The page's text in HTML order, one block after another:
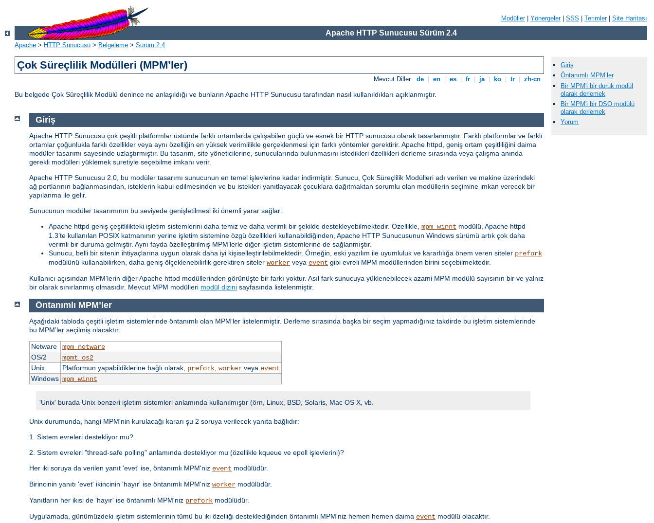
Modüller| Yönergeler| SSS Terimler| Site Haritası
Apache HTTP Sunucusu Sürüm 2.4
Apache > HTTP Sunucusu > Belgeleme > Sürüm 2.4
Çok Süreçlilik Modülleri (MPM’ler)
Mevcut Diller: de en es fr ja ko tr zh-cn
Bu belgede Çok Süreçlilik Modülü denince ne anlaşıldığı ve bunların Apache HTTP Sunucusu tarafından nasıl kullanıldıkları açıklanmıştır.
Giriş
Öntanımlı MPM’ler
Bir MPM'i bir duruk modül
olarak derlemek
Bir MPM'i bir DSO modülü
olarak derlemek
Yorum
Giriş
Apache HTTP Sunucusu çok çeşitli platformlar üstünde farklı ortamlarda çalışabilen güçlü ve esnek bir HTTP sunucusu olarak tasarlanmıştır. Farklı platformlar ve farklı
ortamlar çoğunlukla farklı özellikler veya aynı özelliğin en yüksek verimlilikle gerçeklenmesi için farklı yöntemler gerektirir. Apache httpd, geniş ortam çeşitliliğini daima
modüler tasarımı sayesinde uzlaştırmıştır. Bu tasarım, site yöneticilerine, sunucularında bulunmasını istedikleri özellikleri derleme sırasında veya çalışma anında
gerekli modülleri yüklemek suretiyle seçebilme imkanı verir.
Apache HTTP Sunucusu 2.0, bu modüler tasarımı sunucunun en temel işlevlerine kadar indirmiştir. Sunucu, Çok Süreçlilik Modülleri adı verilen ve makine üzerindeki
ağ portlarının bağlanmasından, isteklerin kabul edilmesinden ve bu istekleri yanıtlayacak çocuklara dağıtmaktan sorumlu olan modüllerin seçimine imkan verecek bir
yapılanma ile gelir.
Sunucunun modüler tasarımının bu seviyede genişletilmesi iki önemli yarar sağlar:
Apache httpd geniş çeşitlilikteki işletim sistemlerini daha temiz ve daha verimli bir şekilde destekleyebilmektedir. Özellikle, mpm_winnt modülü, Apache httpd
1.3’te kullanılan POSIX katmanının yerine işletim sistemine özgü özellikleri kullanabildiğinden, Apache HTTP Sunucusunun Windows sürümü artık çok daha
verimli bir duruma gelmiştir. Aynı fayda özelleştirilmiş MPM’lerle diğer işletim sistemlerine de sağlanmıştır.
Sunucu, belli bir sitenin ihtiyaçlarına uygun olarak daha iyi kişiselleştirilebilmektedir. Örneğin, eski yazılım ile uyumluluk ve kararlılığa önem veren siteler prefork
modülünü kullanabilirken, daha geniş ölçeklenebilirlik gerektiren siteler worker veya event gibi evreli MPM modüllerinden birini seçebilmektedir.
Kullanıcı açısından MPM’lerin diğer Apache httpd modüllerinden görünüşte bir farkı yoktur. Asıl fark sunucuya yüklenebilecek azami MPM modülü sayısının bir ve yalnız
bir olarak sınırlanmış olmasıdır. Mevcut MPM modülleri modül dizini sayfasında listelenmiştir.
Öntanımlı MPM’ler
Aşağıdaki tabloda çeşitli işletim sistemlerinde öntanımlı olan MPM’ler listelenmiştir. Derleme sırasında başka bir seçim yapmadığınız takdirde bu işletim sistemlerinde
bu MPM’ler seçilmiş olacaktır.
Netware
mpm_netware
OS/2
mpmt_os2
Unix
Platformun yapabildiklerine bağlı olarak, prefork, workerveya event
Windows mpm_winnt
'Unix' burada Unix benzeri işletim sistemleri anlamında kullanılmıştır (örn, Linux, BSD, Solaris, Mac OS X, vb.
Unix durumunda, hangi MPM'nin kurulacağı kararı şu 2 soruya verilecek yanıta bağlıdır:
1. Sistem evreleri destekliyor mu?
2. Sistem evreleri "thread-safe polling" anlamında destekliyor mu (özellikle kqueue ve epoll işlevlerini)?
Her iki soruya da verilen yanıt 'evet' ise, öntanımlı MPM'niz event modülüdür.
Birincinin yanıtı 'evet' ikincinin 'hayır' ise öntanımlı MPM'niz worker modülüdür.
Yanıtların her ikisi de 'hayır' ise öntanımlı MPM'niz prefork modülüdür.
Uygulamada, günümüzdeki işletim sistemlerinin tümü bu iki özelliği desteklediğinden öntanımlı MPM'niz hemen hemen daima event modülü olacaktır.